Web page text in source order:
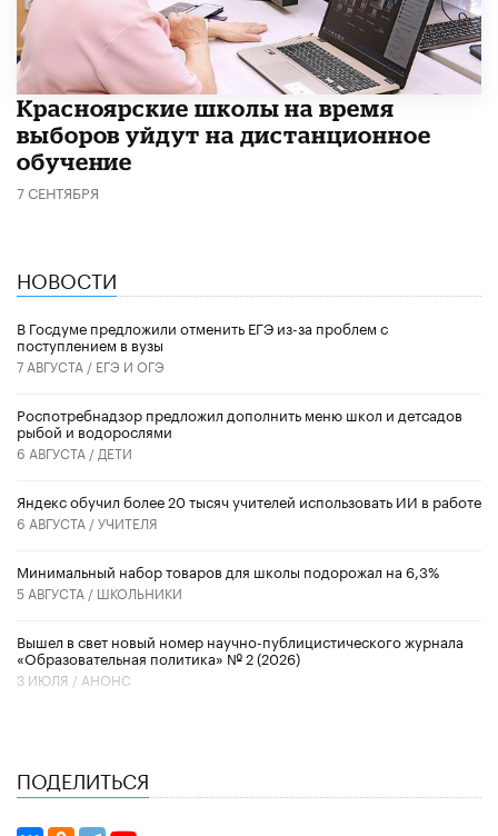
Красноярские школы на время
выборов уйдут на дистанционное
обучение
7 СЕНТЯБРЯ
НОВОСТИ
В Госдуме предложили отменить ЕГЭ из-за проблем с
поступлением в вузы
7 АВГУСТА / ЕГЭ И ОГЭ
Роспотребнадзор предложил дополнить меню школ и детсадов
рыбой и водорослями
6 АВГУСТА / ДЕТИ
​Яндекс обучил более 20 тысяч учителей использовать ИИ в работе
6 АВГУСТА /УЧИТЕЛЯ
Минимальный набор товаров для школы подорожал на 6,3%
5 АВГУСТА / ШКОЛЬНИКИ
Вышел в свет новый номер научно-публицистического журнала
«Образовательная политика» № 2 (2026)
3 ИЮЛЯ / АНОНС
ПОДЕЛИТЬСЯ